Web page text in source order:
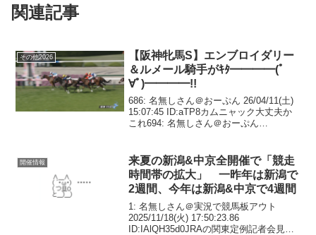
関連記事
その他2026
【阪神牝馬S】エンブロイダリー
＆ルメール騎手がｷﾀ━━━━(ﾟ
∀ﾟ)━━━━!!
686: 名無しさん＠おーぷん 26/04/11(土)
15:07:45 ID:aTP8カムニャック大丈夫か
これ694: 名無しさん＠おーぷん
開催情報
来夏の新潟&中京全開催で「競走
時間帯の拡大」 一昨年は新潟で
2週間、今年は新潟&中京で4週間
1: 名無しさん＠実況で競馬板アウト
2025/11/18(火) 17:50:23.86
ID:IAlQH35d0JRAの関東定例記者会見が